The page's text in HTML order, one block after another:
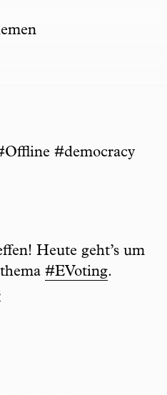
#democracy
Heute geht’s um
#EVoting.